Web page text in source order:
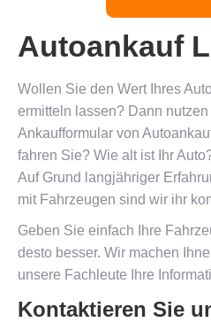
Autoankauf
Wollen Sie den Wert Ihres
ermitteln lassen? Dann
Ankaufformular von
fahren Sie? Wie alt ist Ihr
Auf Grund langjähriger
mit Fahrzeugen sind wir ihr
Geben Sie einfach Ihre
desto besser. Wir machen
unsere Fachleute Ihre
Kontaktieren Sie